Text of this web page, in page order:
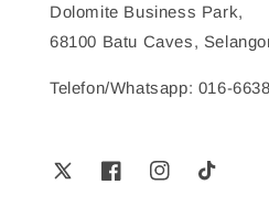
Dolomite Business Park,
68100 Batu Caves,
Telefon/Whatsapp: 016-